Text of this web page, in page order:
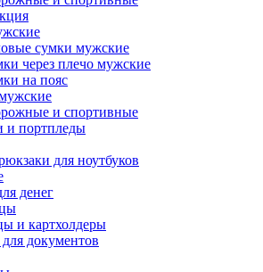
сумки мужские
через плечо мужские
на пояс
и спортивные
и портпледы
для ноутбуков
денег
и картхолдеры
документов